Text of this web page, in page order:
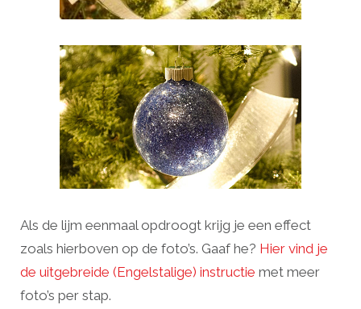
Als de lijm eenmaal opdroogt krijg je een effect
zoals hierboven op de foto’s. Gaaf he? Hier vind je
de uitgebreide (Engelstalige) instructie met meer
foto’s per stap.